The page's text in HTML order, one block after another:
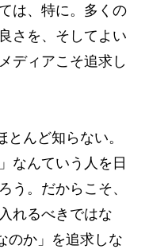
は、特に。多くの
さを、そしてよい
ディアこそ追求し
んど知らない。
なんていう人を日
う。だからこそ、
れるべきではな
か」を追求しな